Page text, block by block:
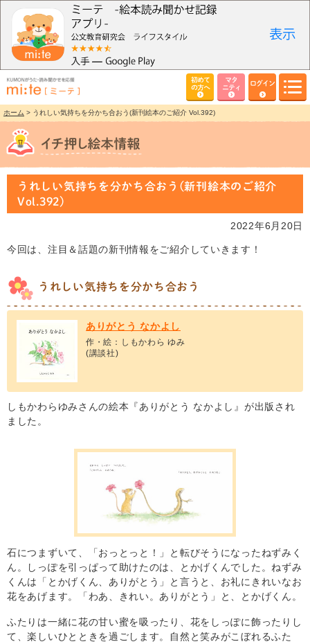
初めて
の方へ
マタ
ニティ
ログイン
ホーム > うれしい気持ちを分かち合おう(新刊絵本のご紹介 Vol.392)
うれしい気持ちを分かち合おう(新刊絵本のご紹介
Vol.392)
2022年6月20日
今回は、注目＆話題の新刊情報をご紹介していきます！
うれしい気持ちを分かち合おう
ありがとう なかよし
作・絵：しもかわら ゆみ
(講談社)
しもかわらゆみさんの絵本『ありがとう なかよし』が出版され
ました。
石につまずいて、「おっとっと！」と転びそうになったねずみく
ん。しっぽを引っぱって助けたのは、とかげくんでした。ねずみ
くんは「とかげくん、ありがとう」と言うと、お礼にきれいなお
花をあげます。「わあ、きれい。ありがとう」と、とかげくん。
ふたりは一緒に花の甘い蜜を吸ったり、花をしっぽに飾ったりし
て、楽しいひとときを過ごします。自然と笑みがこぼれるふた